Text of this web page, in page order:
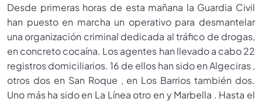
Desde primeras horas de esta mañana la Guardia Civil
han puesto en marcha un operativo para desmantelar
una organización criminal dedicada al tráfico de drogas,
en concreto cocaína. Los agentes han llevado a cabo 22
registros domiciliarios. 16 de ellos han sido en Algeciras ,
otros dos en San Roque , en Los Barrios también dos.
Uno más ha sido en La Línea otro en y Marbella . Hasta el